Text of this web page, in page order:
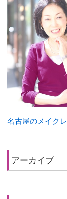
名古屋のメイク
アーカイブ